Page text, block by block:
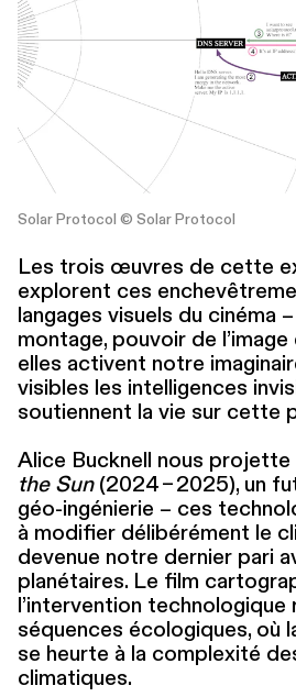
Solar Protocol © Solar Protocol
Les trois œuvres de cette
explorent ces
langages visuels du cinéma
montage, pouvoir de
elles activent notre
visibles les intel­li­gences
soutiennent la vie sur cette
Alice Bucknell nous projette
the Sun(2024 – 2025), un
géo-ingénierie – ces
à modifier délibéré­ment le
devenue notre dernier pari
planétaires. Le film
l’intervention
séquences écologiques, où
se heurte à la complexité
climatiques.